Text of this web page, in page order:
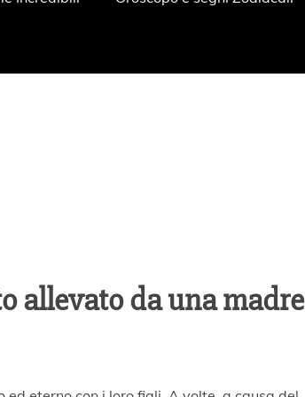
allevato da una madre